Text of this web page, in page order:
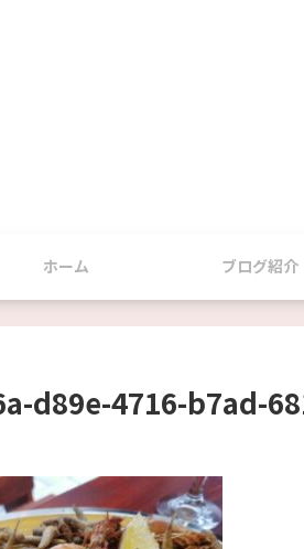
ホーム ブログ紹介
d89e-4716-b7ad-